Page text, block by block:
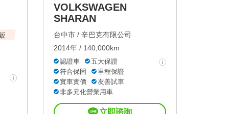
VOLKSWAGEN
SHARAN
台中市 / 辛巴克有限公司
2014年 / 140,000km
認證車
五大保證
符合保固
里程保證
實車實價
友善試車
非多元化營業用車
立即諮詢